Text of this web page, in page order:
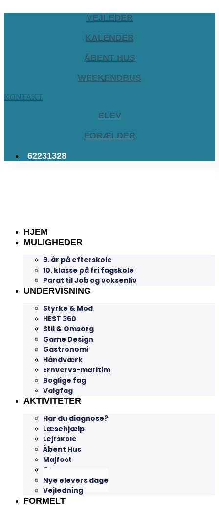
VEJLEDER
KALENDER
ÅBENT HUS
WEEKENDBUS
KONTAKT
ELEV
FORÆLDER
62231328
HJEM
MULIGHEDER
9. år på efterskole
10. klasse på fri fagskole
Parat til Job og voksenliv
UNDERVISNING
Styrke & Mod
HEST 360
Stil & Omsorg
Game Design
Gastronomi
Håndværk
Erhvervs-maritim
Boglige fag
Valgfag
AKTIVITETER
Har du diagnose?
Læsehjælp
Lejrskole
Åbent Hus
Majfest
Camps
Nye elevers dage
Vejledning
FORMELT